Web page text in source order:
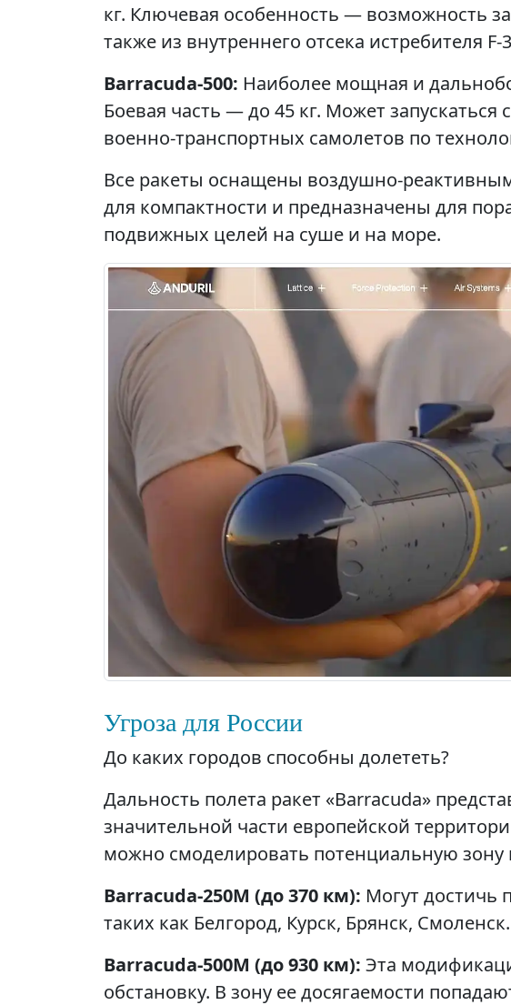
кг. Ключевая особенность — возможность
также из внутреннего отсека истребителя F-
Barracuda-500: Наиболее мощная и
Боевая часть — до 45 кг. Может запускаться
военно-транспортных самолетов по
Все ракеты оснащены воздушно-
для компактности и предназначены для
подвижных целей на суше и на море.
Угроза для России
До каких городов способны долететь?
Дальность полета ракет «Barracuda»
значительной части европейской
можно смоделировать потенциальную зону
Barracuda-250М (до 370 км): Могут достичь
таких как Белгород, Курск, Брянск, Смоленск.
Barracuda-500М (до 930 км): Эта
обстановку. В зону ее досягаемости